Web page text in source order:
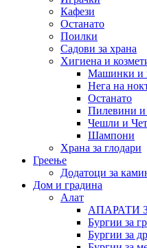
Кафези
Останато
Поилки
Садови за храна
Хигиена и
Машинки и
Нега на
Останато
Пилевини и
Чешли и
Шампони
Храна за глодари
Греење
Додатоци за
Дом и градина
Алат
АПАРАТИ
Бургии за
Бургии за